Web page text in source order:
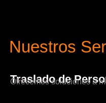
Nuestros
Traslado de
Ofrecemos soluciones a